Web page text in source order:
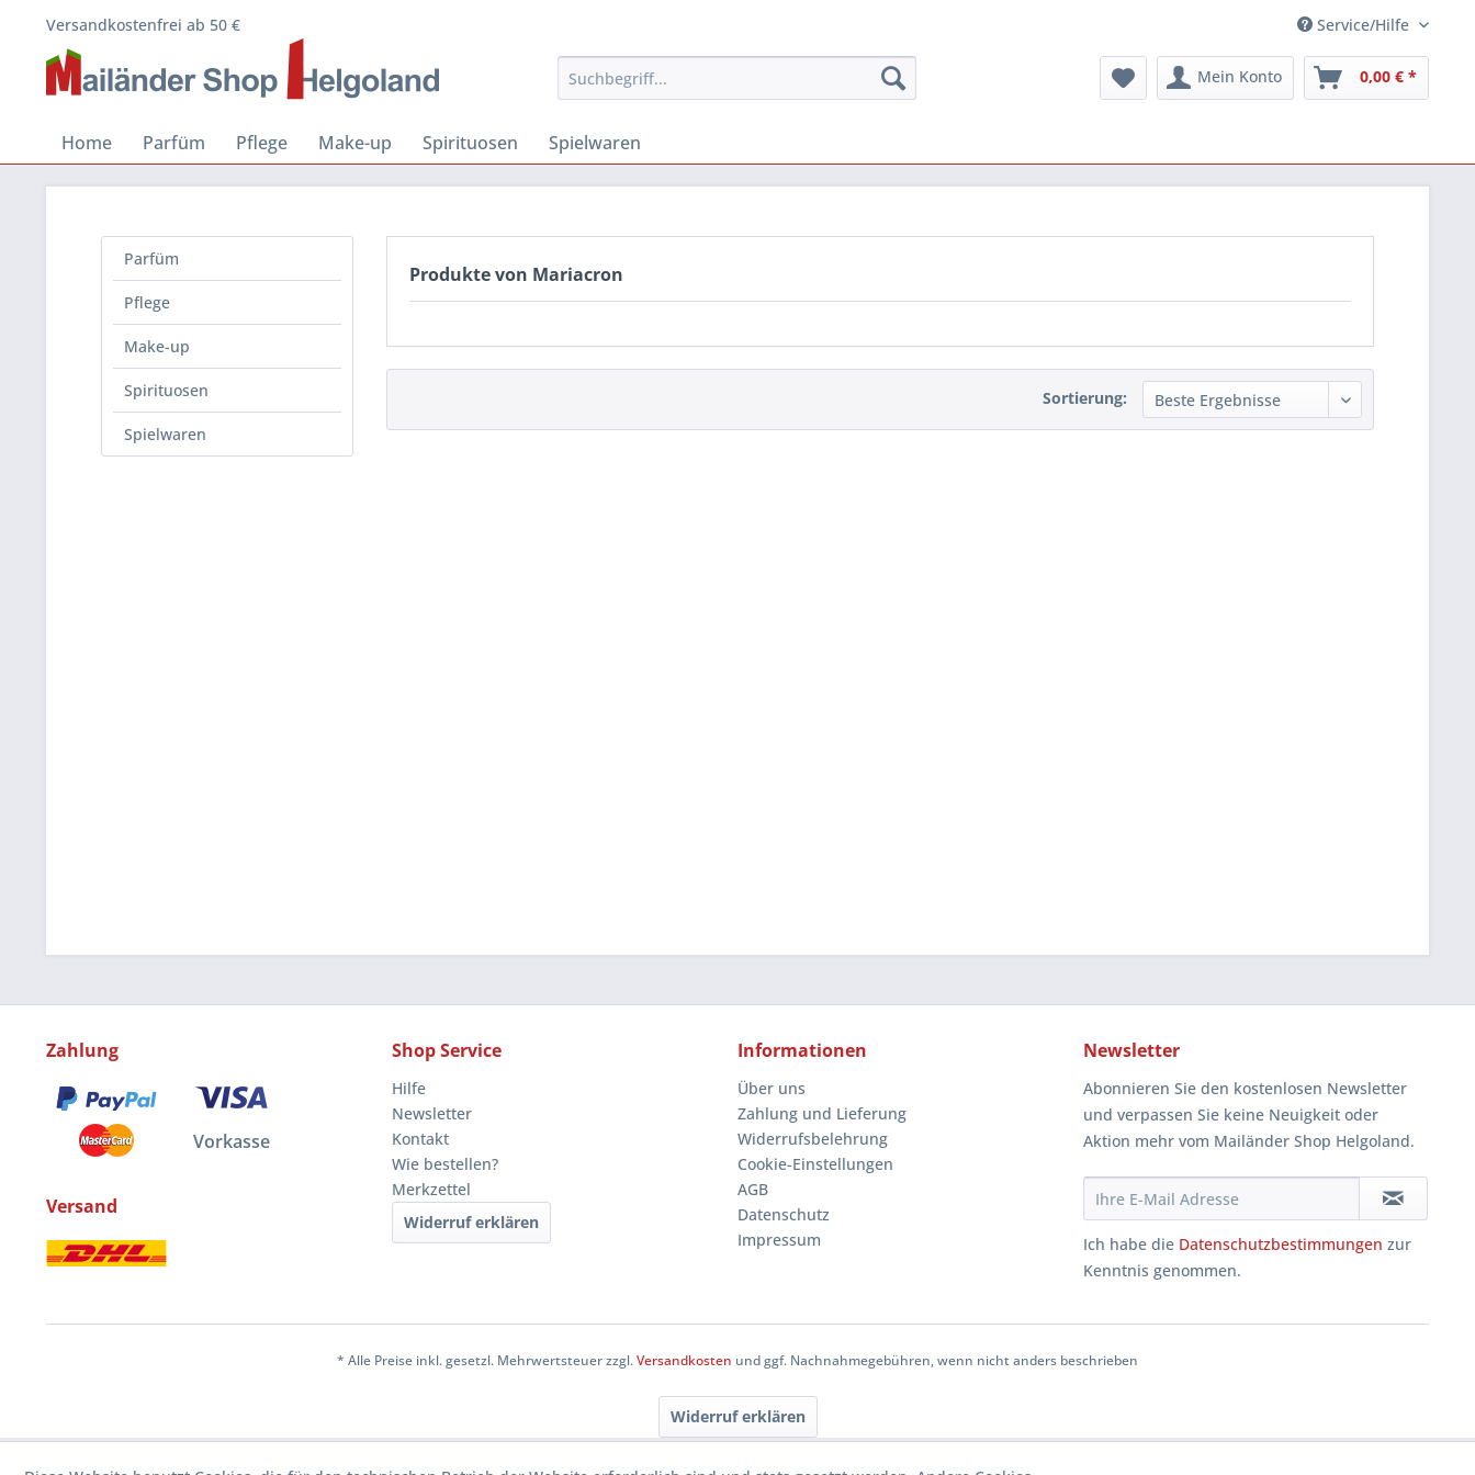
Versandkostenfrei ab 50 € Service/Hilfe
Mein Konto 0,00 € *
Home Parfüm Pflege Make-up Spirituosen Spielwaren
Parfüm
Pflege
Make-up
Spirituosen
Spielwaren
Produkte von Mariacron
Sortierung:
Zahlung
Vorkasse
Versand
Shop Service
Hilfe
Newsletter
Kontakt
Wie bestellen?
Merkzettel
Widerruf erklären
Informationen
Über uns
Zahlung und Lieferung
Widerrufsbelehrung
Cookie-Einstellungen
AGB
Datenschutz
Impressum
Newsletter
Abonnieren Sie den kostenlosen Newsletter
und verpassen Sie keine Neuigkeit oder
Aktion mehr vom Mailänder Shop Helgoland.
Ich habe die Datenschutzbestimmungen zur
Kenntnis genommen.
* Alle Preise inkl. gesetzl. Mehrwertsteuer zzgl.Versandkosten und ggf. Nachnahmegebühren, wenn nicht anders beschrieben
Widerruf erklären